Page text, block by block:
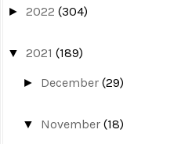
► 2022 (304)
▼ 2021 (189)
► December(29)
▼ November(18)